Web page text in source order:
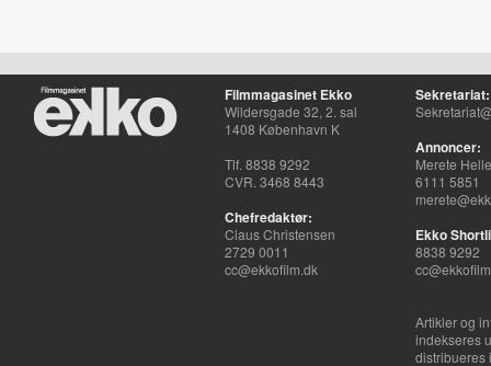
Filmmagasinet Ekko
Wildersgade 32, 2. sal
1408 København K
Tlf. 8838 9292
CVR. 3468 8443
Chefredaktør:
Claus Christensen
2729 0011
cc@ekkofilm.dk
Sekretariat:
Annoncer:
Merete
6111 5851
Ekko
8838 9292
Artikler og
indekseres
distribueres